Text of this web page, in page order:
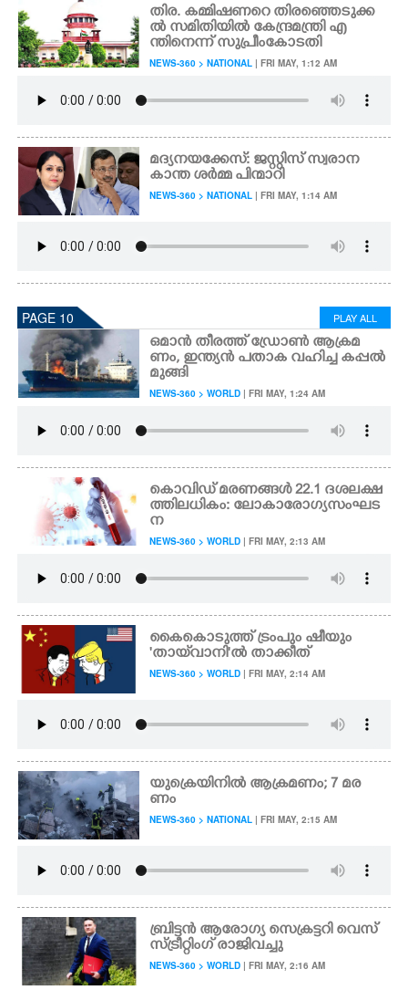
തിര. കമ്മിഷണറെ തിരഞ്ഞെടുക്ക
ൽ സമിതിയിൽ കേന്ദ്രമന്ത്രി എ
ന്തിനെന്ന് സുപ്രീംകോടതി
NEWS-360 > NATIONAL | FRI MAY, 1:12 AM
മദ്യനയക്കേസ്: ജസ്റ്റിസ് സ്വരാന
കാന്ത ശർമ്മ പിന്മാറി
NEWS-360 > NATIONAL | FRI MAY, 1:14 AM
PAGE 10 PLAY ALL
ഒമാൻ തീരത്ത് ഡ്രോൺ ആക്രമ
ണം, ഇന്ത്യൻ പതാക വഹിച്ച കപ്പൽ
മുങ്ങി
NEWS-360 > WORLD | FRI MAY, 1:24 AM
കൊവി​ഡ് മ​ര​ണ​ങ്ങ​ൾ​ 22.1​ ​ദ​ശ​ല​ക്ഷ​
ത്തി​ല​ധി​കം​:​ ലോ​കാ​രോ​ഗ്യ​സം​ഘ​ട
ന
NEWS-360 > WORLD | FRI MAY, 2:13 AM
കൈകൊടുത്ത് ട്രംപും ഷീയും
'തായ്‌വാനി'ൽ താക്കീത്
NEWS-360 > WORLD | FRI MAY, 2:14 AM
യുക്രെയിനിൽ ആക്രമണം; 7 മര
ണം
NEWS-360 > NATIONAL | FRI MAY, 2:15 AM
ബ്രിട്ടൻ ആരോഗ്യ സെക്രട്ടറി വെസ്
സ്ട്രീറ്റിംഗ് രാജിവച്ചു
NEWS-360 > WORLD | FRI MAY, 2:16 AM